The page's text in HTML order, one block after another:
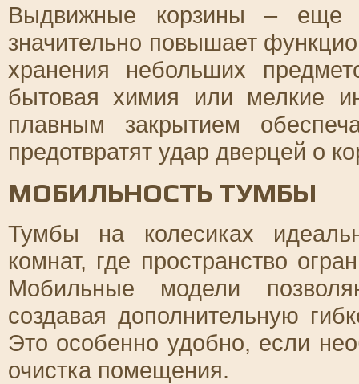
Выдвижные корзины – еще
значительно повышает
хранения небольших
бытовая химия или мелкие
плавным закрытием
предотвратят удар дверцей о
МОБИЛЬНОСТЬ ТУМБЫ
Тумбы на колесиках
комнат, где пространство
Мобильные модели
создавая дополнительную
Это особенно удобно, если
очистка помещения.